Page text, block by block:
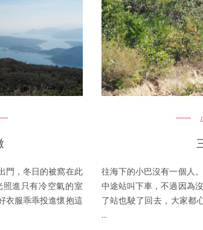
門，冬日的被窩在此
進只有冷空氣的室
衣服乖乖投進懷抱這
往海下的小巴沒有一個人
中途站叫下車，不過因為
了站也駛了回去，大家都
...